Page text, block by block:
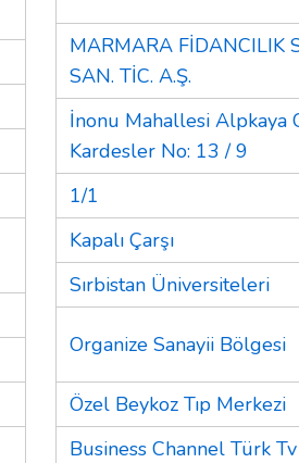
MARMARA FİDANCILIK
SAN. TİC. A.Ş.
İnonu Mahallesi Alpkaya
Kardesler No: 13 / 9
1/1
Kapalı Çarşı
Sırbistan Üniversiteleri
Organize Sanayii Bölgesi
Özel Beykoz Tıp Merkezi
Business Channel Türk Tv